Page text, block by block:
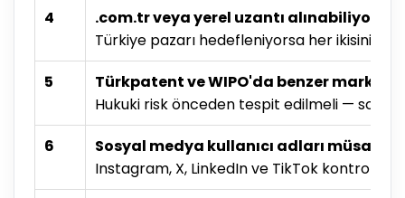
4
.com.tr veya yerel uzantı alınabiliyor
Türkiye pazarı hedefleniyorsa her ikisini
5
Türkpatent ve WIPO'da benzer marka
Hukuki risk önceden tespit edilmeli —
6
Sosyal medya kullanıcı adları müsait
Instagram, X, LinkedIn ve TikTok kontrolü